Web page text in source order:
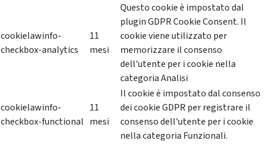
cookielawinfo-
checkbox-analytics
11
mesi
Questo cookie è impostato dal
plugin GDPR Cookie Consent. Il
cookie viene utilizzato per
memorizzare il consenso
dell'utente per i cookie nella
categoria Analisi
cookielawinfo-
checkbox-functional
11
mesi
Il cookie è impostato dal consenso
dei cookie GDPR per registrare il
consenso dell'utente per i cookie
nella categoria Funzionali.